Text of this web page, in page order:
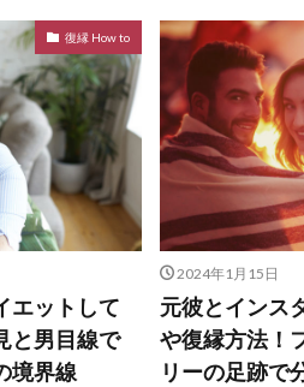
復縁 How to
エットして
と男目線で
境界線
2024年1月15日
元彼とインス
や復縁方法！
リーの足跡で